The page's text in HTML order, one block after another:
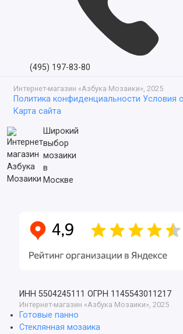
(495) 197-83-80
Интернет-магазин «Азбука Мозаики», 2025
Политика конфиденциальности Условия
Карта сайта
Широкий
выбор
мозаики
в
Москве
ИНН 5504245111 ОГРН 1145543011217
Интернет-магазин «Азбука Мозаики», 2025
Готовые панно
Стеклянная мозаика